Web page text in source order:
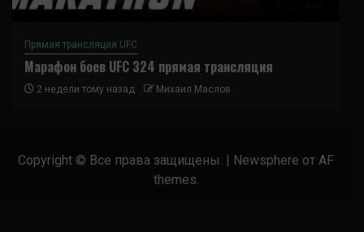
Прямая трансляция UFC
Марафон боев UFC 324 прямая трансляция
2 недели тому назад Михаил Маслов
Copyright © Все права защищены. Newsphere от AF
themes.